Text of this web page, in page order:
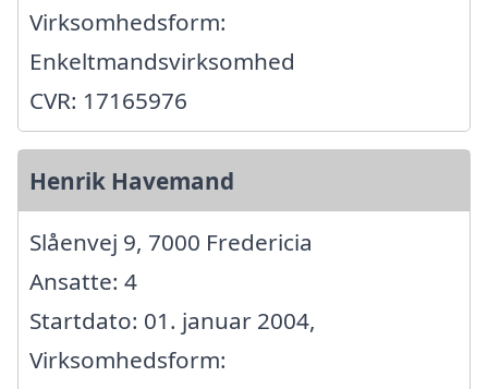
Virksomhedsform:
Enkeltmandsvirksomhed
CVR: 17165976
Henrik Havemand
Slåenvej 9, 7000 Fredericia
Ansatte: 4
Startdato: 01. januar 2004,
Virksomhedsform: